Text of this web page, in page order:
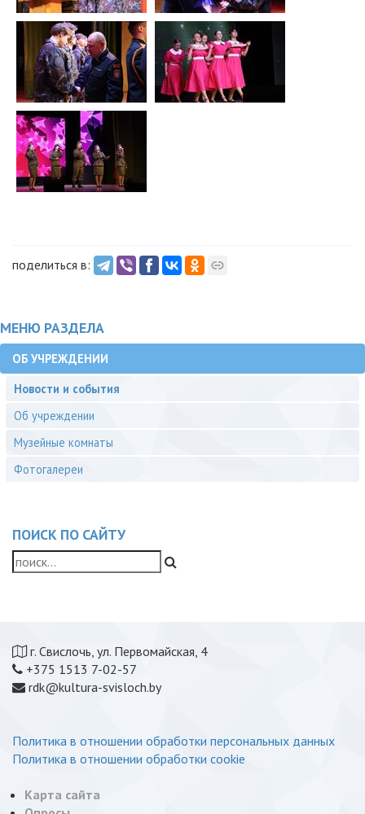
поделиться в:
МЕНЮ РАЗДЕЛА
ОБ УЧРЕЖДЕНИИ
Новости и события
Об учреждении
Музейные комнаты
Фотогалереи
ПОИСК ПО САЙТУ
г. Свислочь, ул. Первомайская, 4
+375 1513 7-02-57
rdk@kultura-svisloch.by
Политика в отношении обработки персональных данных
Политика в отношении обработки cookie
Карта сайта